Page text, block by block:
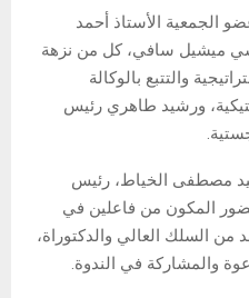
الجمعية الأستاذ أحمد
ميشيل سافي، كل من نزهة
والتتبع بالوكالة
ورشيد طاهري رئيس
مصطفى الخياط، رئيس
المكون من فاعلين في
من السلك العالي والدكتوراة،
والمشاركة في الندوة.